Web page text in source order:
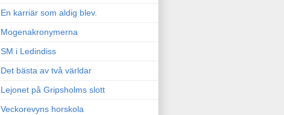
En karriär som aldig blev.
Mogenakronymerna
SM i Ledindiss
Det bästa av två världar
Lejonet på Gripsholms slott
Veckorevyns horskola